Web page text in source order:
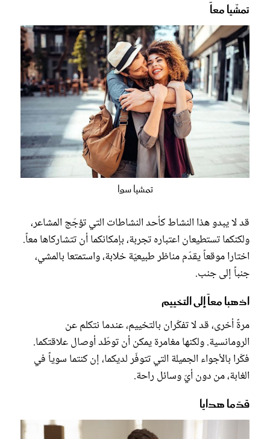
تمشّيا معاً
تمشيا سوا
قد لا يبدو هذا النشاط كأحد النشاطات التي تؤجّج المشاعر،
ولكنكما تستطيعان اعتباره تجربة، بإمكانكما أن تتشاركاها معاً.
اختارا موقعاً يقدّم مناظر طبيعيّة خلابة، واستمتعا بالمشي،
جنباً إلى جنب.
اذهبا معاً إلى التخييم
مرةً أخرى، قد لا تفكّران بالتخييم، عندما نتكلم عن
الرومانسية. ولكنها مغامرة يمكن أن توطّد أوصال علاقتكما.
فكّرا بالأجواء الجميلة التي تتوفّر لديكما، إن كنتما سوياً في
الغابة، من دون أيّ وسائل راحة.
قدّما هدايا